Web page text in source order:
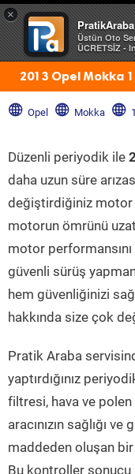
×
PratikAraba
Üstün Oto
ÜCRETSİZ -
2013 Opel Mokka
Opel Mokka
Düzenli periyodik ile
daha uzun süre
değiştirdiğiniz motor
motorun ömrünü
motor
güvenli sürüş
hem güvenliğinizi
hakkında size çok
Pratik Araba
yaptırdığınız
filtresi, hava ve polen
aracınızın sağlığı
maddeden oluşan bir
Bu kontroller sonucu